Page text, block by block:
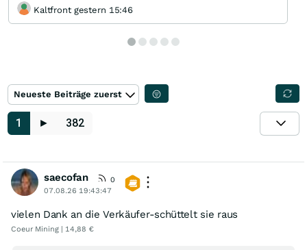
Guntram
Kaltfront gestern 15:46
Neueste Beiträge zuerst
1 ► 382
saecofan
0
07.08.26 19:43:47
vielen Dank an die Verkäufer-schüttelt sie raus
Coeur Mining | 14,88 €